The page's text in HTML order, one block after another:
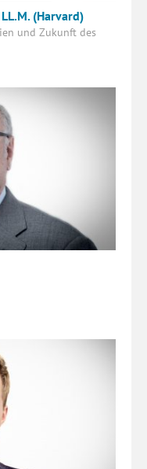
(Harvard)
und Zukunft des